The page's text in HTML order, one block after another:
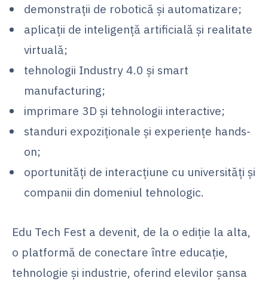
demonstrații de robotică și automatizare;
aplicații de inteligență artificială și realitate
virtuală;
tehnologii Industry 4.0 și smart
manufacturing;
imprimare 3D și tehnologii interactive;
standuri expoziționale și experiențe hands-
on;
oportunități de interacțiune cu universități și
companii din domeniul tehnologic.
Edu Tech Fest a devenit, de la o ediție la alta,
o platformă de conectare între educație,
tehnologie și industrie, oferind elevilor șansa